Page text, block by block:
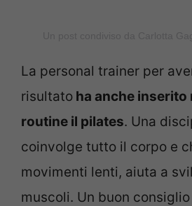
La personal trainer per
risultato ha anche inserito
routine il pilates. Una
coinvolge tutto il corpo e
movimenti lenti, aiuta a
muscoli. Un buon